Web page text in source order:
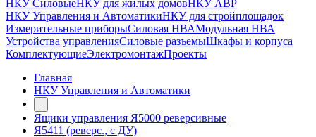
НКУ СиловыеНКУ для жилых домовНКУ АВР
НКУ Управления и АвтоматикиНКУ для стройплощадок
Измерительные приборыСиловая НВАМодульная НВА
Устройства управленияСиловые разъемыШкафы и корпуса
КомплектующиеЭлектромонтажПроекты
Главная
НКУ Управления и Автоматики
-
Ящики управления Я5000 реверсивные
Я5411 (реверс., с ДУ)